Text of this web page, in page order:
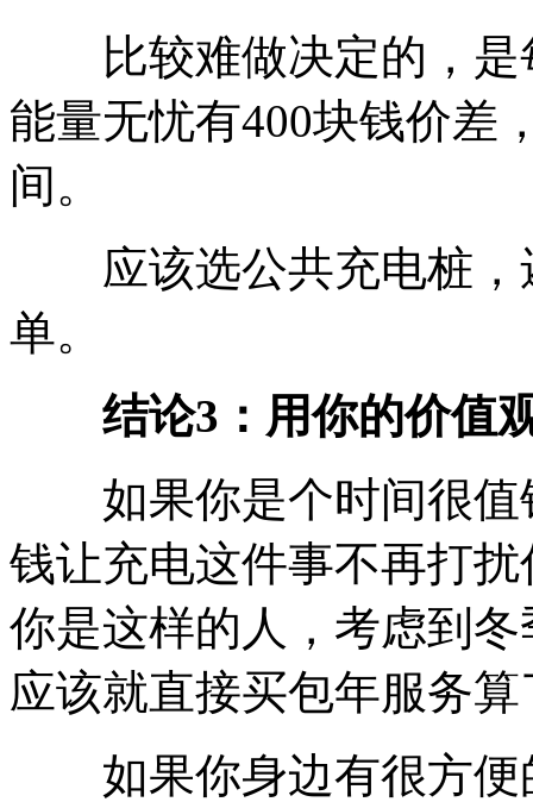
比较难做决定的，是
能量无忧有400块钱价差
间。
应该选公共充电桩，
单。
结论3：用你的价值
如果你是个时间很值
钱让充电这件事不再打
你是这样的人，考虑到
应该就直接买包年服务算
如果你身边有很方便